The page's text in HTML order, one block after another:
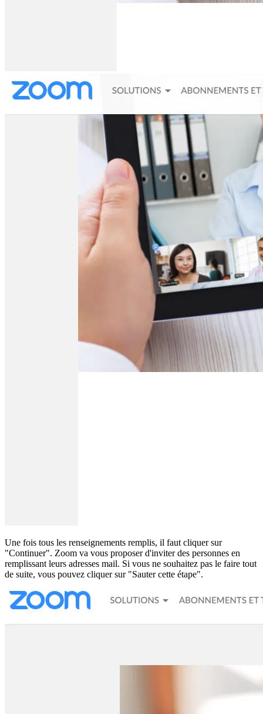
Une fois tous les renseignements remplis, il faut cliquer sur
"Continuer". Zoom va vous proposer d'inviter des personnes en
remplissant leurs adresses mail. Si vous ne souhaitez pas le faire tout
de suite, vous pouvez cliquer sur "Sauter cette étape".